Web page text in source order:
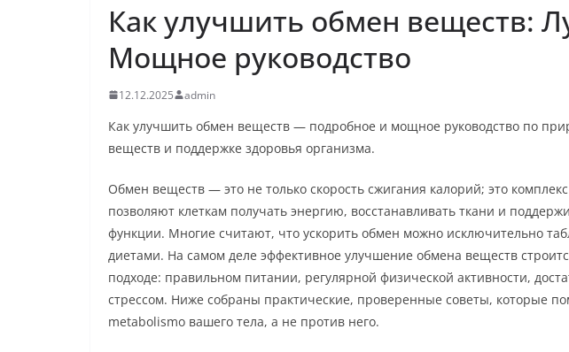
Как улучшить обмен веществ:
Мощное руководство
12.12.2025 admin
Как улучшить обмен веществ — подробное и мощное руководство по
веществ и поддержке здоровья организма.
Обмен веществ — это не только скорость сжигания калорий; это
позволяют клеткам получать энергию, восстанавливать ткани и
функции. Многие считают, что ускорить обмен можно исключительно
диетами. На самом деле эффективное улучшение обмена веществ
подходе: правильном питании, регулярной физической активности,
стрессом. Ниже собраны практические, проверенные советы, которые
metabolismo вашего тела, а не против него.